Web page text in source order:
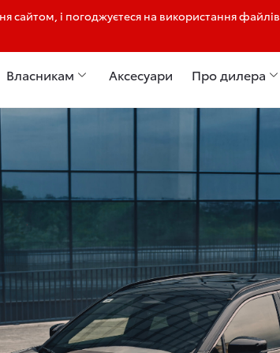
і погоджуєтеся на використання файлів
Власникам Аксесуари Про дилера